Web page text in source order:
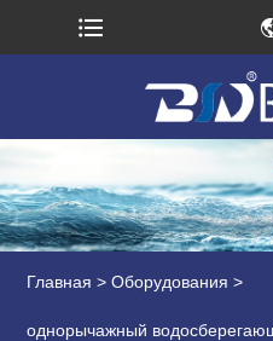
Главная > Оборудования >
однорычажный